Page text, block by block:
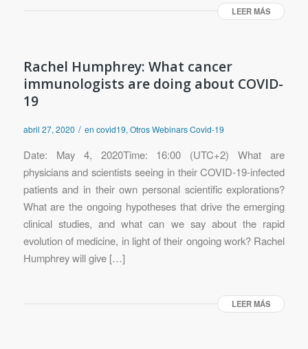
LEER MÁS
Rachel Humphrey: What cancer
immunologists are doing about COVID-
19
abril 27, 2020 / en covid19, Otros Webinars Covid-19
Date: May 4, 2020Time: 16:00 (UTC+2) What are
physicians and scientists seeing in their COVID-19-infected
patients and in their own personal scientific explorations?
What are the ongoing hypotheses that drive the emerging
clinical studies, and what can we say about the rapid
evolution of medicine, in light of their ongoing work? Rachel
Humphrey will give […]
LEER MÁS